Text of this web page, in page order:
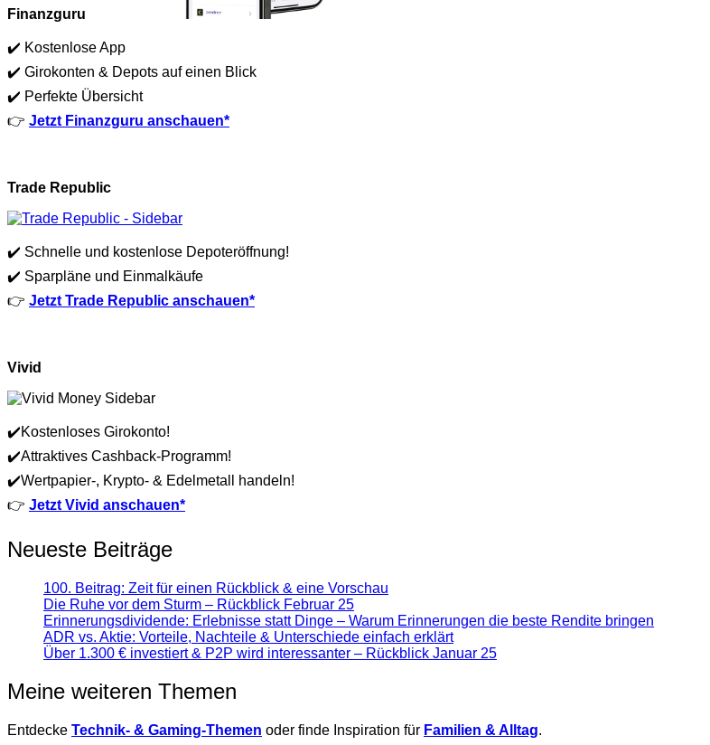
Finanzguru
✔️ Kostenlose App
✔️ Girokonten & Depots auf einen Blick
✔️ Perfekte Übersicht
👉 Jetzt Finanzguru anschauen*
Trade Republic
✔️ Schnelle und kostenlose Depoteröffnung!
✔️ Sparpläne und Einmalkäufe
👉 Jetzt Trade Republic anschauen*
Vivid
✔️Kostenloses Girokonto!
✔️Attraktives Cashback-Programm!
✔️Wertpapier-, Krypto- & Edelmetall handeln!
👉 Jetzt Vivid anschauen*
Neueste Beiträge
100. Beitrag: Zeit für einen Rückblick & eine Vorschau
Die Ruhe vor dem Sturm – Rückblick Februar 25
Erinnerungsdividende: Erlebnisse statt Dinge – Warum Erinnerungen die beste Rendite bringen
ADR vs. Aktie: Vorteile, Nachteile & Unterschiede einfach erklärt
Über 1.300 € investiert & P2P wird interessanter – Rückblick Januar 25
Meine weiteren Themen
Entdecke Technik- & Gaming-Themen oder finde Inspiration für Familien & Alltag.